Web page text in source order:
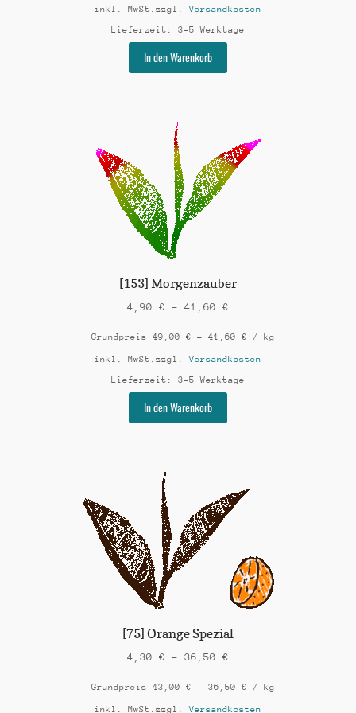
inkl. MwSt. zzgl.Versandkosten
Lieferzeit: 3-5 Werktage
In den Warenkorb
Die
Optionen
[153] Morgenzauber
4,90 € – 41,60 €
Grundpreis 49,00 € – 41,60 € / kg
inkl. MwSt. zzgl.Versandkosten
Lieferzeit: 3-5 Werktage
In den Warenkorb
auf.
Die
auf
der
Produktseite
gewählt
werden
[75] Orange Spezial
4,30 € – 36,50 €
Grundpreis 43,00 € – 36,50 € / kg
inkl. MwSt. zzgl.Versandkosten